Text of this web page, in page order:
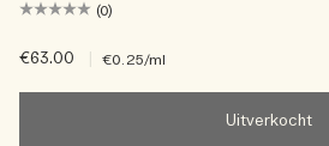
(0)
€63.00 €0.25/ml
Uitverkocht